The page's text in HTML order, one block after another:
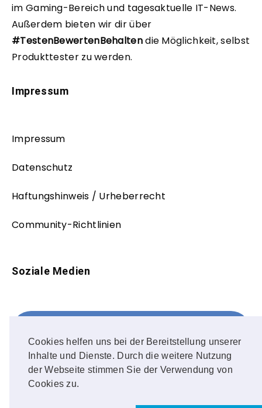
Cookies helfen uns bei der Bereitstellung unserer
Inhalte und Dienste. Durch die weitere Nutzung
der Webseite stimmen Sie der Verwendung von
Cookies zu.
im Gaming-Bereich und tagesaktuelle IT-News.
Außerdem bieten wir dir über
#TestenBewertenBehaltendie Möglichkeit, selbst
Produkttester zu werden.
Impressum
Impressum
Datenschutz
Haftungshinweis / Urheberrecht
Community-Richtlinien
Soziale Medien
FOLLOW ME!
Instagram
OUR PHOTOS!